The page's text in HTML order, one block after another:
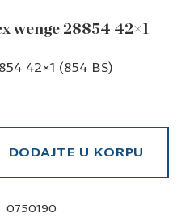
wenge 28854 42×1
0750190
42×1 (854 BS)
DODAJTE U KORPU